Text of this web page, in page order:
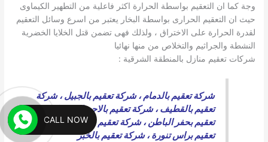
وجة كما ان التعقيم بواسطة الحرارة اكثر فاعلية من التطهير الكيماوى
حيث ان التعقيم الحرارى بواسطة البخار يعتبر من اسرع وسائل التعقيم
لقدرة الحرارة على الاختراق ، ولذلك فهى تضمن قتل الخلايا الخضرية
النشطة والجراثيم والتخلاص من منها نهائيا
شركات تعقيم منازل بالمنطقة الشرقية :
شركة تعقيم بالدمام،شركة تعقيم بالجبيل،شركة
تعقيم بالقطيف،شركة تعقيم بالاحساء
تعقيم بحفر الباطن،شركة تعقيم بالخفجى،شركة
تعقيم براس تنورة،شركة تعقيم بالخبر
CALL NOW